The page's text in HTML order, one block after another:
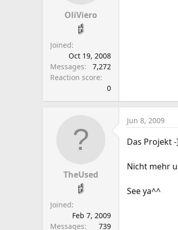
r
OliViero
Joined
Oct 19, 2008
Messages
7,272
Reaction score
0
TheUsed
Joined
Feb 7, 2009
Messages
739
Jun 8, 2009
Das Projekt
Nicht mehr
See ya^^